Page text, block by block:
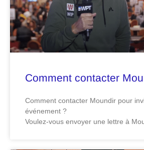
Comment contacter
Comment contacter Moundir pour
événement ?
Voulez-vous envoyer une lettre à